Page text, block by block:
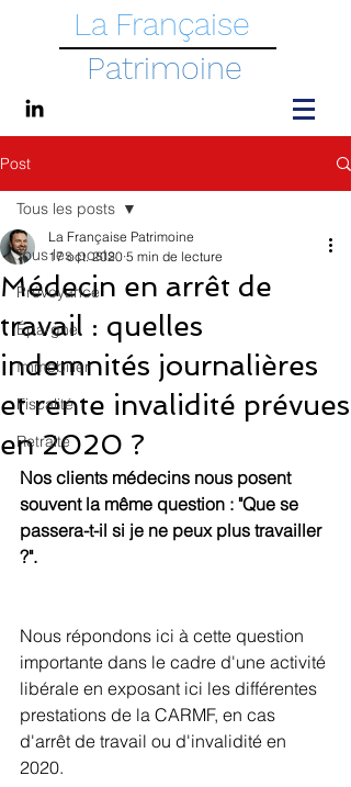
La Française
Patrimoine
Post
Tous les posts
Prévoyance
Épargne
Immobilier
Fiscalité
Retraite
Tous les posts
Médecin en arrêt de
travail : quelles
indemnités journalières
et rente invalidité prévues
en 2020 ?
La Française Patrimoine
17 oct. 2020 5 min de lecture
Nos clients médecins nous posent
souvent la même question : "Que se
passera-t-il si je ne peux plus travailler
?".
Nous répondons ici à cette question
importante dans le cadre d'une activité
libérale en exposant ici les différentes
prestations de la CARMF, en cas
d'arrêt de travail ou d'invalidité en
2020.